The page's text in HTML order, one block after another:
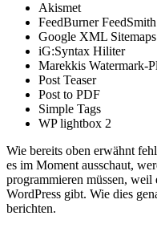
Akismet
FeedBurner FeedSmith
Google XML Sitemaps
iG:Syntax Hiliter
Marekkis Watermark-
Post Teaser
Post to PDF
Simple Tags
WP lightbox 2
Wie bereits oben erwähnt
es im Moment ausschaut,
programmieren müssen,
WordPress gibt. Wie dies
berichten.